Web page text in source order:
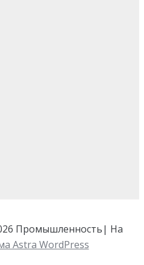
Промышленность| На
Astra WordPress